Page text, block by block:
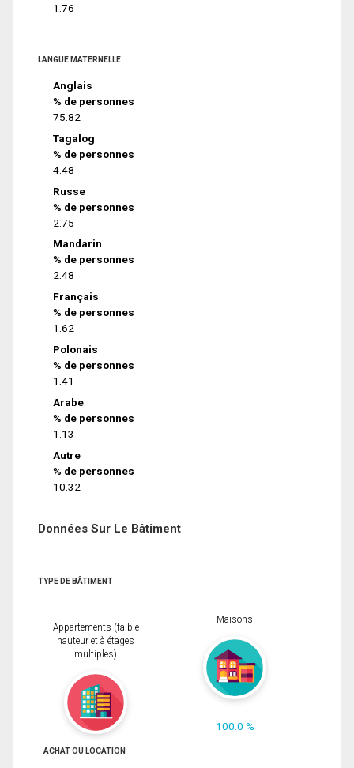
1.76
LANGUE MATERNELLE
Anglais
% de personnes
75.82
Tagalog
% de personnes
4.48
Russe
% de personnes
2.75
Mandarin
% de personnes
2.48
Français
% de personnes
1.62
Polonais
% de personnes
1.41
Arabe
% de personnes
1.13
Autre
% de personnes
10.32
Données Sur Le Bâtiment
TYPE DE BÂTIMENT
Appartements (faible
hauteur et à étages
multiples)
Maisons
100.0 %
ACHAT OU LOCATION